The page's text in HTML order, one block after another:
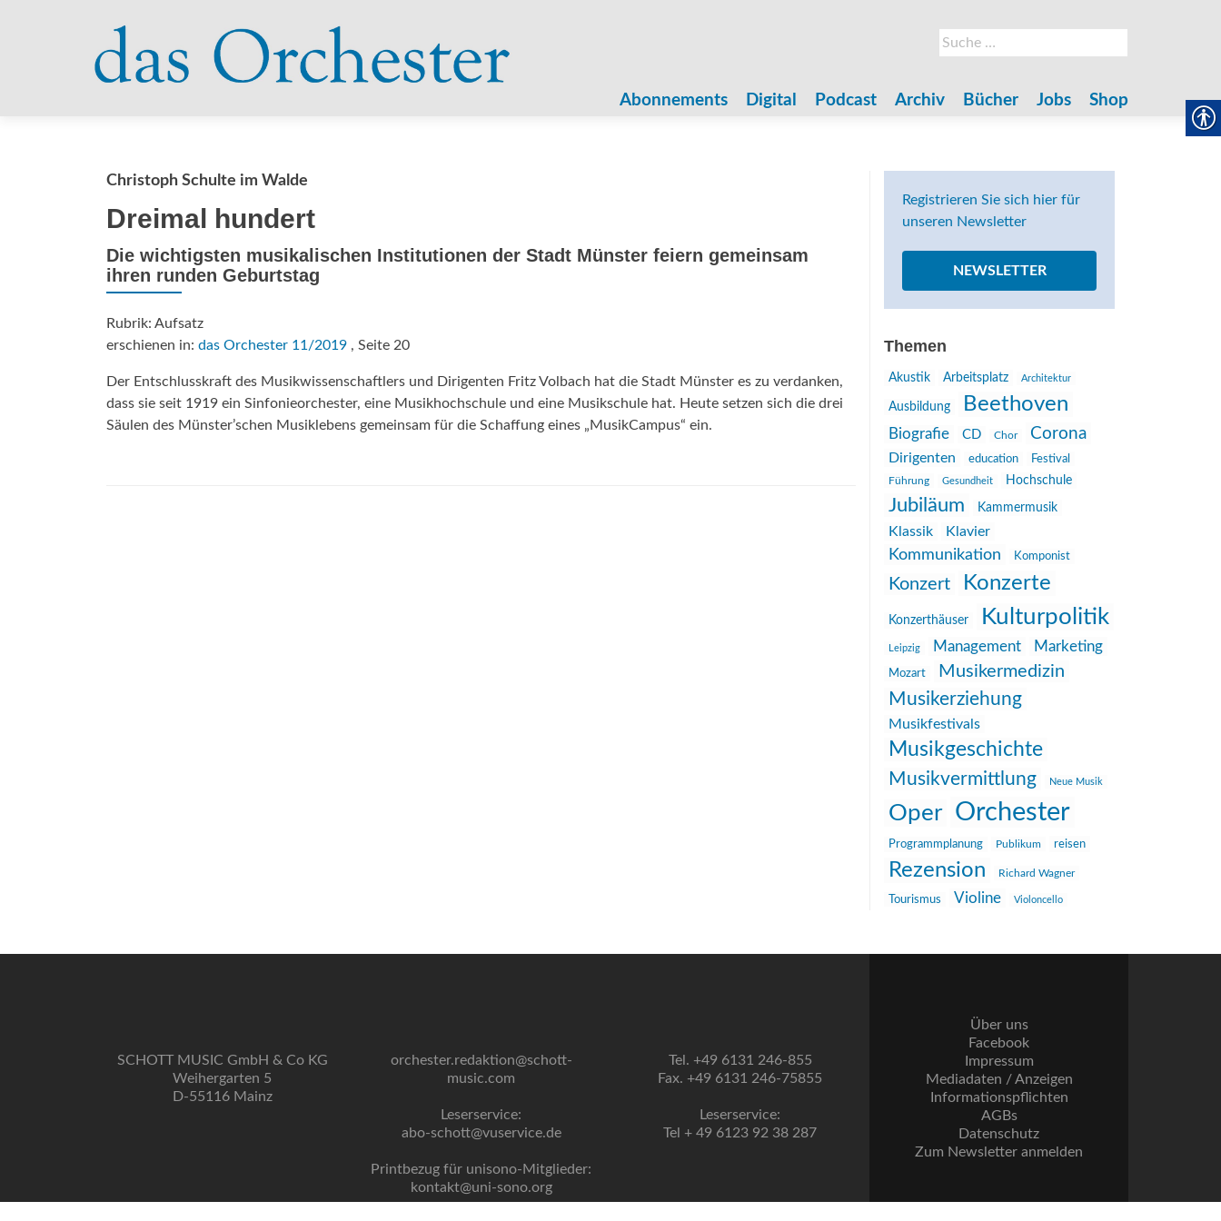
Suche
nach:
Abonnements Digital Podcast Archiv Bücher Jobs Shop
Christoph Schulte im Walde
Dreimal hundert
Die wichtigsten musikalischen Institutionen der Stadt Münster feiern gemeinsam
ihren runden Geburtstag
Rubrik: Aufsatz
erschienen in: das Orchester 11/2019 , Seite 20
Der Entschlusskraft des Musikwissenschaftlers und Dirigenten Fritz Volbach hat die Stadt Münster es zu verdanken,
dass sie seit 1919 ein Sinfonieorchester, eine Musikhochschule und eine Musikschule hat. Heute setzen sich die drei
Säulen des Münster’schen Musiklebens gemeinsam für die Schaffung eines „MusikCampus“ ein.
Registrieren Sie sich hier für
unseren Newsletter
NEWSLETTER
Themen
Akustik Arbeitsplatz Architektur
Ausbildung Beethoven
Biografie CD Chor Corona
Dirigenten education
Festival
Führung
Gesundheit Hochschule
Jubiläum Kammermusik
Klassik Klavier
Kommunikation Komponist
Konzert Konzerte
Konzerthäuser Kulturpolitik
Leipzig Management Marketing
Mozart Musikermedizin
Musikerziehung
Musikfestivals
Musikgeschichte
Musikvermittlung Neue Musik
Oper Orchester
Programmplanung Publikum reisen
Rezension Richard Wagner
Tourismus Violine Violoncello
SCHOTT MUSIC GmbH & Co KG
Weihergarten 5
D-55116 Mainz
orchester.redaktion@schott-
music.com
Leserservice:
abo-schott@vuservice.de
Printbezug für unisono-Mitglieder:
kontakt@uni-sono.org
Tel. +49 6131 246-855
Fax. +49 6131 246-75855
Leserservice:
Tel + 49 6123 92 38 287
Über uns
Facebook
Impressum
Mediadaten / Anzeigen
Informationspflichten
AGBs
Datenschutz
Zum Newsletter anmelden